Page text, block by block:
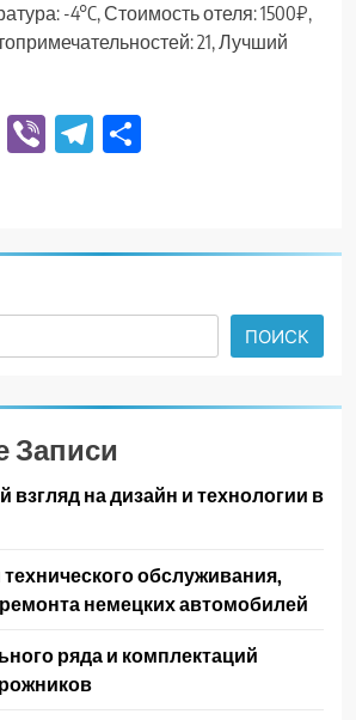
-4°C, Стоимость отеля: 1500₽,
21, Лучший
VK ViberTelegram
ПОИСК
Записи
взгляд на дизайн и технологии в
обслуживания,
немецких автомобилей
ряда и комплектаций